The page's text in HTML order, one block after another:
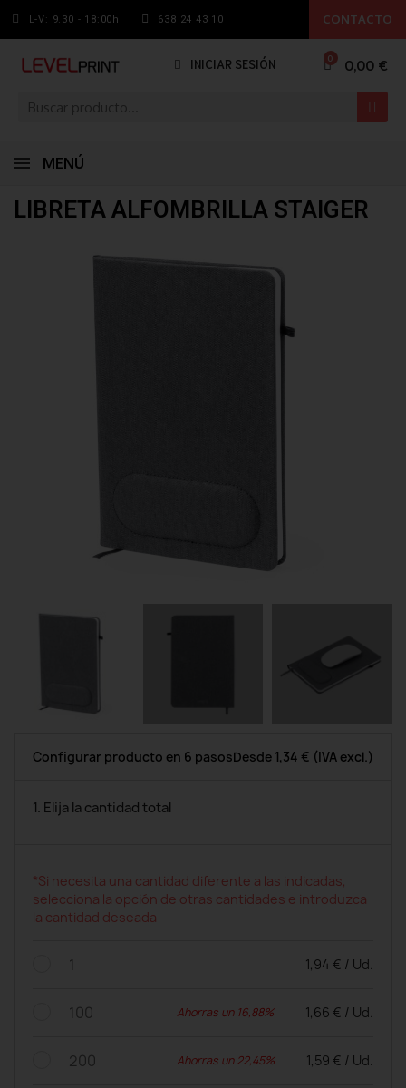
L-V: 9.30 - 18:00h 638 24 43 10 CONTACTO
INICIAR SESIÓN 0,00 €
MENÚ
LIBRETA ALFOMBRILLA STAIGER
Configurar producto en 6 pasosDesde 1,34 € (IVA excl.)
1. Elija la cantidad total
*Si necesita una cantidad diferente a las indicadas,
selecciona la opción de otras cantidades e introduzca
la cantidad deseada
1 1,94 € / Ud.
100 Ahorras un 16,88% 1,66 € / Ud.
200 Ahorras un 22,45% 1,59 € / Ud.